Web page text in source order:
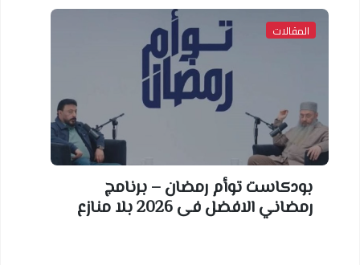
المقالات
بودكاست توأم رمضان – برنامج
رمضاني الافضل فى 2026 بلا منازع